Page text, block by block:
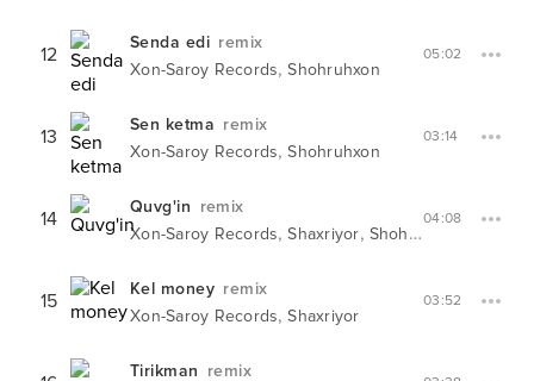
12 Senda edi remix
Xon-Saroy Records,Shohruhxon
05:02
13 Sen ketma remix
Xon-Saroy Records,Shohruhxon
03:14
14 Quvg'in remix
Xon-Saroy Records,Shaxriyor, Shohruhxon
04:08
15 Kel money remix
Xon-Saroy Records,Shaxriyor
03:52
Tirikman remix